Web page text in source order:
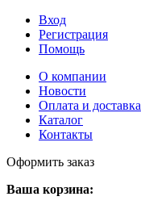
Вход
Регистрация
Помощь
О компании
Новости
Оплата и доставка
Каталог
Контакты
Оформить заказ
Ваша корзина: